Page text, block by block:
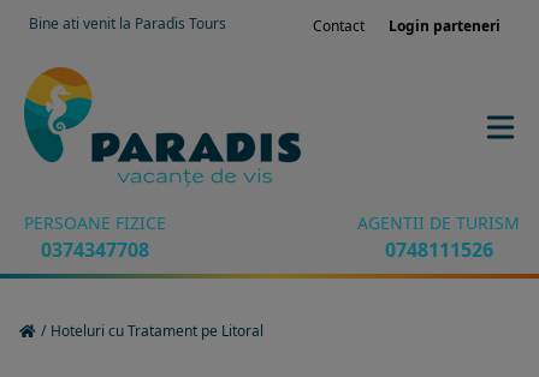
Bine ati venit la Paradis Tours Contact Login parteneri
PERSOANE FIZICE
0374347708
AGENTII DE TURISM
0748111526
/ Hoteluri cu Tratament pe Litoral